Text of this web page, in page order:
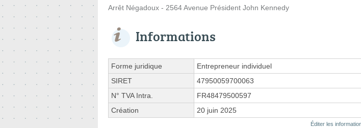
Arrêt Négadoux - 2564 Avenue Président John Kennedy
Informations
Forme juridique
Entrepreneur individuel
SIRET
47950059700063
N° TVA Intra.
FR48479500597
Création
20 juin 2025
Éditer les